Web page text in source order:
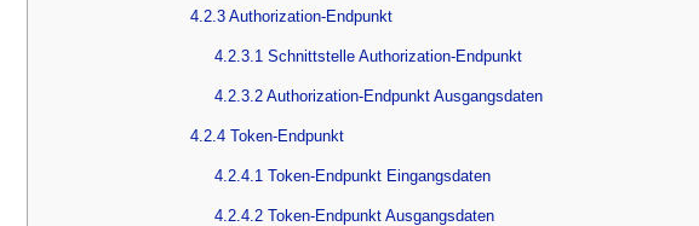
4.2.3 Authorization-Endpunkt
4.2.3.1 Schnittstelle Authorization-Endpunkt
4.2.3.2 Authorization-Endpunkt Ausgangsdaten
4.2.4 Token-Endpunkt
4.2.4.1 Token-Endpunkt Eingangsdaten
4.2.4.2 Token-Endpunkt Ausgangsdaten